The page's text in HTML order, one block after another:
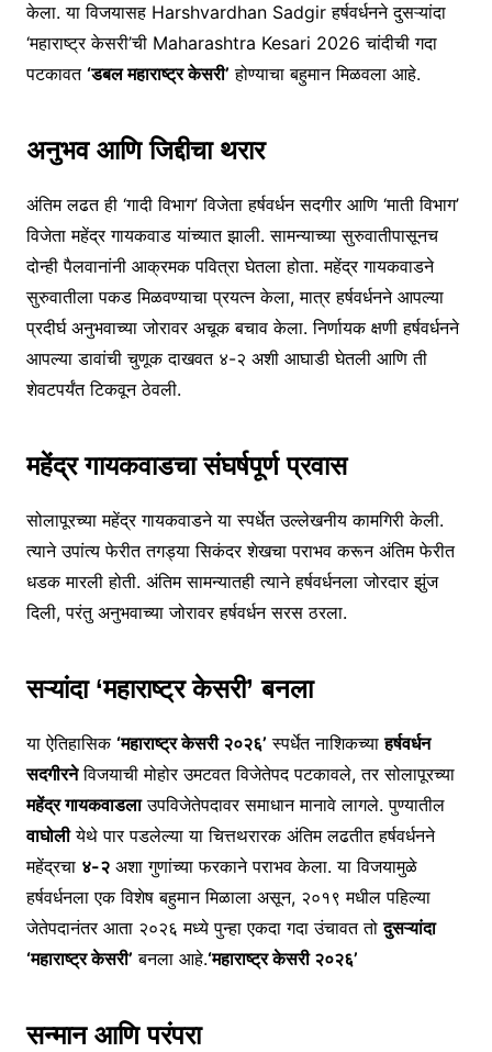
केला. या विजयासह Harshvardhan Sadgir हर्षवर्धनने दुसऱ्यांदा
‘महाराष्ट्र केसरी’ची Maharashtra Kesari 2026 चांदीची गदा
पटकावत ‘डबल महाराष्ट्र केसरी’ होण्याचा बहुमान मिळवला आहे.
अनुभव आणि जिद्दीचा थरार
अंतिम लढत ही ‘गादी विभाग’ विजेता हर्षवर्धन सदगीर आणि ‘माती विभाग’
विजेता महेंद्र गायकवाड यांच्यात झाली. सामन्याच्या सुरुवातीपासूनच
दोन्ही पैलवानांनी आक्रमक पवित्रा घेतला होता. महेंद्र गायकवाडने
सुरुवातीला पकड मिळवण्याचा प्रयत्न केला, मात्र हर्षवर्धनने आपल्या
प्रदीर्घ अनुभवाच्या जोरावर अचूक बचाव केला. निर्णायक क्षणी हर्षवर्धनने
आपल्या डावांची चुणूक दाखवत ४-२ अशी आघाडी घेतली आणि ती
शेवटपर्यंत टिकवून ठेवली.
महेंद्र गायकवाडचा संघर्षपूर्ण प्रवास
सोलापूरच्या महेंद्र गायकवाडने या स्पर्धेत उल्लेखनीय कामगिरी केली.
त्याने उपांत्य फेरीत तगड्या सिकंदर शेखचा पराभव करून अंतिम फेरीत
धडक मारली होती. अंतिम सामन्यातही त्याने हर्षवर्धनला जोरदार झुंज
दिली, परंतु अनुभवाच्या जोरावर हर्षवर्धन सरस ठरला.
सऱ्यांदा ‘महाराष्ट्र केसरी’ बनला
या ऐतिहासिक ‘महाराष्ट्र केसरी २०२६’ स्पर्धेत नाशिकच्याहर्षवर्धन
सदगीरनेविजयाची मोहोर उमटवत विजेतेपद पटकावले, तर सोलापूरच्या
महेंद्र गायकवाडलाउपविजेतेपदावर समाधान मानावे लागले. पुण्यातील
वाघोलीयेथे पार पडलेल्या या चित्तथरारक अंतिम लढतीत हर्षवर्धनने
महेंद्रचा ४-२अशा गुणांच्या फरकाने पराभव केला. या विजयामुळे
हर्षवर्धनला एक विशेष बहुमान मिळाला असून, २०१९ मधील पहिल्या
जेतेपदानंतर आता २०२६ मध्ये पुन्हा एकदा गदा उंचावत तोदुसऱ्यांदा
‘महाराष्ट्र केसरी’ बनला आहे.‘महाराष्ट्र केसरी २०२६’
सन्मान आणि परंपरा